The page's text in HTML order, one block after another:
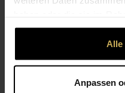
gesammelt haben.
Alle
Anpassen
blumen-baruch@t-
ÖFFNUNGSZEITEN